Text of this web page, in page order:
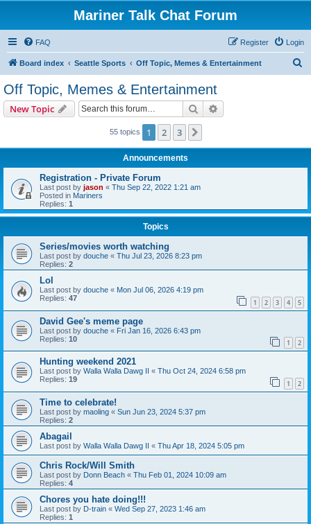
Mariner Talk Chat Forum
FAQ Login
Register
Board index Seattle Sports Off Topic, Memes & Entertainment
Off Topic, Memes & Entertainment
New Topic Search
55 topics 1 2 3
Announcements
Registration - Private Forum
Last post by jason « Thu Sep 22, 2022 1:21 am
Posted in Mariners
Replies: 1
Topics
Series/movies worth watching
Last post by douche « Thu Jul 23, 2026 8:23 pm
Replies: 2
Lol
Last post by douche « Mon Jul 06, 2026 4:19 pm
Replies: 47 1 2 3 4 5
David Gee's meme page
Last post by douche « Fri Jan 16, 2026 6:43 pm
Replies: 10 1 2
Hunting weekend 2021
Last post by Walla Walla Dawg II « Thu Oct 24, 2024 6:58 pm
Replies: 19 1 2
Time to celebrate!
Last post by maoling « Sun Jun 23, 2024 5:37 pm
Replies: 2
Abagail
Last post by Walla Walla Dawg II « Thu Apr 18, 2024 5:05 pm
Chris Rock/Will Smith
Last post by Donn Beach « Thu Feb 01, 2024 10:09 am
Replies: 4
Chores you hate doing!!!
Last post by D-train « Wed Sep 27, 2023 1:46 am
Replies: 1